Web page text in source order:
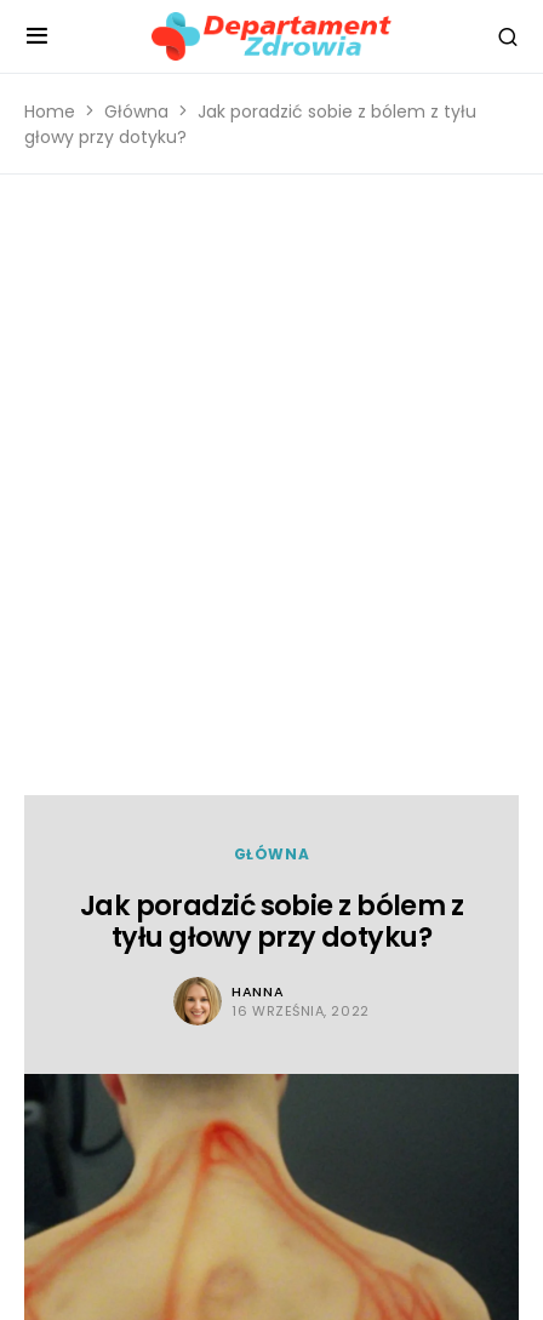
Home Główna
Jak poradzić sobie z bólem z tyłu
głowy przy dotyku?
GŁÓWNA
Jak poradzić sobie z bólem z
tyłu głowy przy dotyku?
HANNA
16 WRZEŚNIA, 2022